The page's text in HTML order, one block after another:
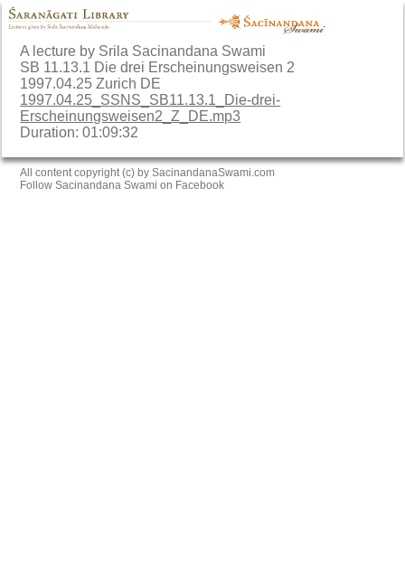
A lecture by Srila Sacinandana Swami
SB 11.13.1 Die drei Erscheinungsweisen 2
1997.04.25 Zurich DE
1997.04.25_SSNS_SB11.13.1_Die-drei-
Erscheinungsweisen2_Z_DE.mp3
Duration: 01:09:32
All content copyright (c) by SacinandanaSwami.com
Follow Sacinandana Swami on Facebook